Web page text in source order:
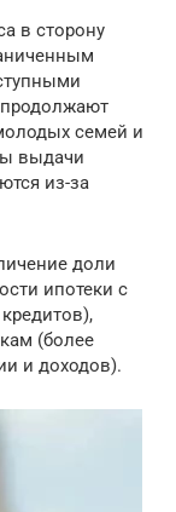
в сторону
семей и
выдачи
из-за
доли
ипотеки с
(более
и доходов).